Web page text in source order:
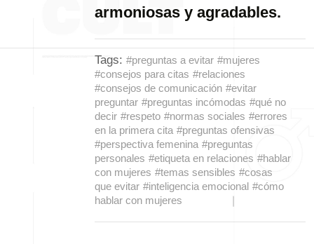
armoniosas y agradables.
Tags: #preguntas a evitar #mujeres
#consejos para citas #relaciones
#consejos de comunicación #evitar
preguntar #preguntas incómodas #qué no
decir #respeto #normas sociales #errores
en la primera cita #preguntas ofensivas
#perspectiva femenina #preguntas
personales #etiqueta en relaciones #hablar
con mujeres #temas sensibles #cosas
que evitar #inteligencia emocional #cómo
hablar con mujeres